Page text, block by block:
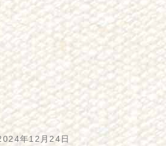
年12月24日